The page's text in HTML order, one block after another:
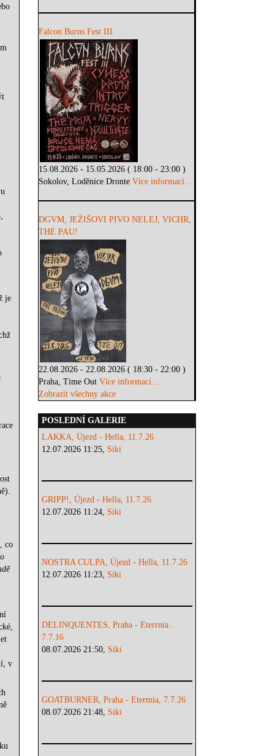
je
co
v
Falcon Burns Fest III.
15.08.2026 - 15.05.2026 ( 18:00 - 23:00 )
Sokolov, Loděnice DronteVíce informací ...
DGVM, JEŽIŠOVI PIVO NELEJ, VICHR,
THE PAU!
22.08.2026 - 22.08.2026 ( 18:30 - 22:00 )
Praha, Time OutVíce informací ...
Zobrazit všechny akce
POSLEDNÍ GALERIE
LAKKA, Újezd - Hella, 11.7.26
12.07.2026 11:25, Siki
GRIPP!, Újezd - Hella, 11.7.26
12.07.2026 11:24, Siki
NOSTRA CULPA, Újezd - Hella, 11.7.26
12.07.2026 11:23, Siki
DELINQUENTES, Praha - Eterrnia .
7.7.16
08.07.2026 21:50, Siki
GOATBURNER, Praha - Etermia, 7.7.26
08.07.2026 21:48, Siki